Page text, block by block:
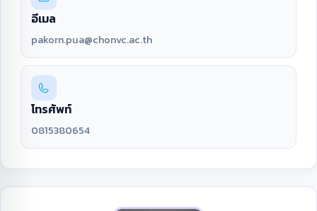
อีเมล
pakorn.pua@chonvc.ac.th
โทรศัพท์
0815380654